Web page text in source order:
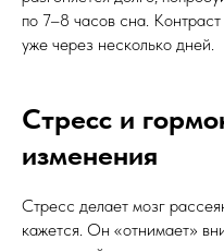
по 7–8 часов сна.
уже через несколько дней.
Стресс и
изменения
Стресс делает мозг
кажется. Он «отнимает»